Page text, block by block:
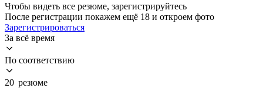
Чтобы видеть все резюме, зарегистрируйтесь
После регистрации покажем ещё 18 и откроем фото
Зарегистрироваться
За всё время
По соответствию
20 резюме